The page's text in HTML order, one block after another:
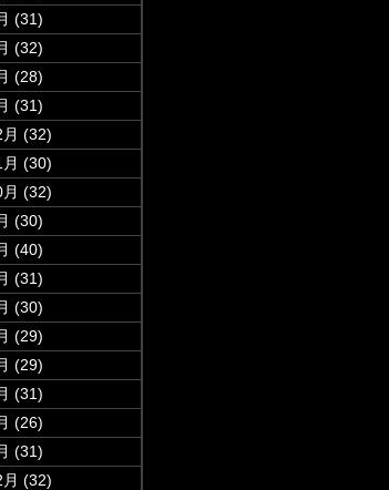
(31)
(32)
(28)
(31)
(32)
(30)
(32)
(30)
(40)
(31)
(30)
(29)
(29)
(31)
(26)
(31)
(32)